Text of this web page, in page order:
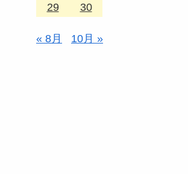
29
30
« 8月 10月 »